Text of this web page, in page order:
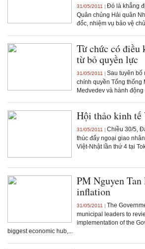
31/05/2011
Đó là khẳng
Quân chủng Hải quân
đốc, nhiệm vụ bảo vệ
Từ chức có điều
từ bỏ quyền lực
31/05/2011
Sau tuyên bố
chính quyền Tổng thống
Medvedev và hành
Hội thảo kinh tế
31/05/2011
Chiều 30/5,
thúc đẩy ngoại giao
Việt-Nhật lần thứ 4 tại
PM Nguyen
inflation
31/05/2011
The
municipal leaders to
implementation of the
biggest economic hub,...